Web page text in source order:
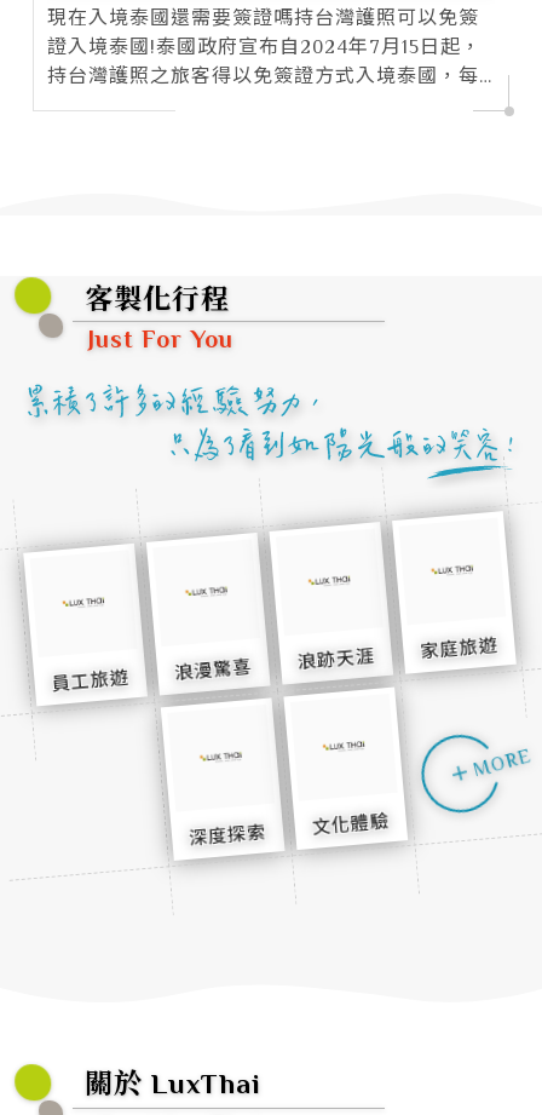
現在入境泰國還需要簽證嗎持台灣護照可以免簽
證入境泰國!泰國政府宣布自2024年7月15日起，
持台灣護照之旅客得以免簽證方式入境泰國，每
次停留不超過60日，免簽措施除非宣布取消，將
客製化行程
Just For You
員工旅遊 浪漫驚喜 浪跡天涯 家庭旅遊
深度探索 文化體驗
MORE
MO
關於 LuxThai